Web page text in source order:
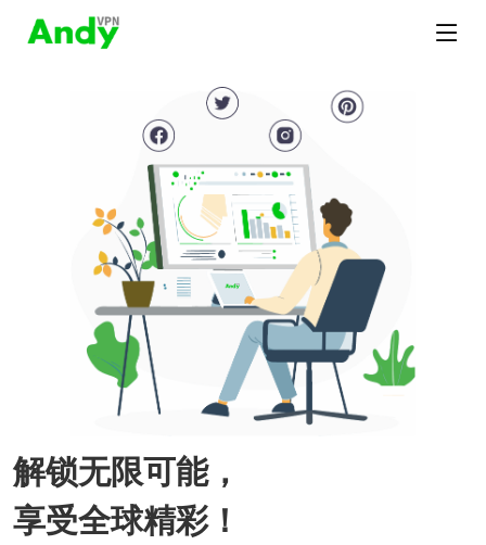
解锁无限可能，
享受全球精彩！